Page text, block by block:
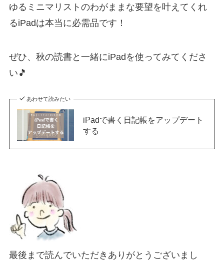
ゆるミニマリストのわがままな要望を叶えてくれ
るiPadは本当に必需品です！
ぜひ、秋の読書と一緒にiPadを使ってみてくださ
い🎵
あわせて読みたい
iPadで書く日記帳をアップデート
する
最後まで読んでいただきありがとうございまし